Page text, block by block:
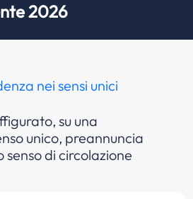
2026
nei sensi unici
su una
unico, preannuncia
senso di circolazione